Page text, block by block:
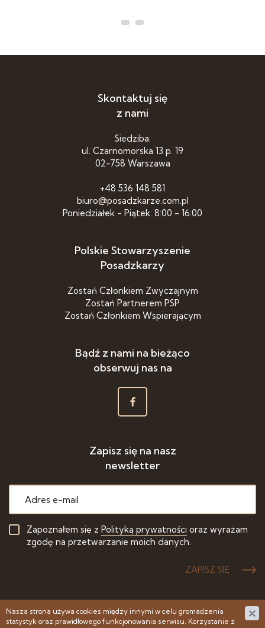
Skontaktuj się
z nami
Siedziba:
ul. Czarnomorska 13 p. 19
02-758 Warszawa
+48 536 148 581
biuro@posadzkarze.com.pl
Poniedziałek - Piątek: 8:00 - 16:00
Polskie Stowarzyszenie
Posadzkarzy
Zostań Członkiem Zwyczajnym
Zostań Partnerem PSP
Zostań Członkiem Wspierającym
Bądź z nami na bieżąco
obserwuj nas na
Zapisz się na nasz
newsletter
Zapoznałem się z Polityką prywatności oraz wyrażam
zgodę na przetwarzanie moich danych.
ZAPISZ SIĘ
Nasza strona używa cookies między innymi w celu gromadzenia
statystyk oraz prawidłowego funkcjonowania serwisu. Korzystanie z